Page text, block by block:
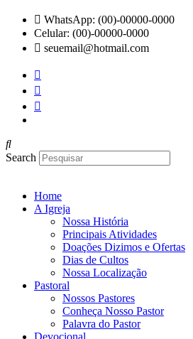
para
conteúdo
WhatsApp: (00)-00000-0000
Celular: (00)-00000-0000
seuemail@hotmail.com
Search
Home
A Igreja
Nossa História
Principais Atividades
Doações Dizimos e Ofertas
Dias de Cultos
Nossa Localização
Pastoral
Nossos Pastores
Conheça Nosso Pastor
Palavra do Pastor
Devocional